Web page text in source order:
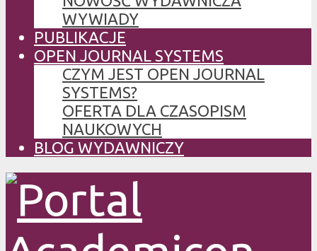
WYWIADY
PUBLIKACJE
OPEN JOURNAL SYSTEMS
CZYM JEST OPEN JOURNAL
SYSTEMS?
OFERTA DLA CZASOPISM
NAUKOWYCH
BLOG WYDAWNICZY